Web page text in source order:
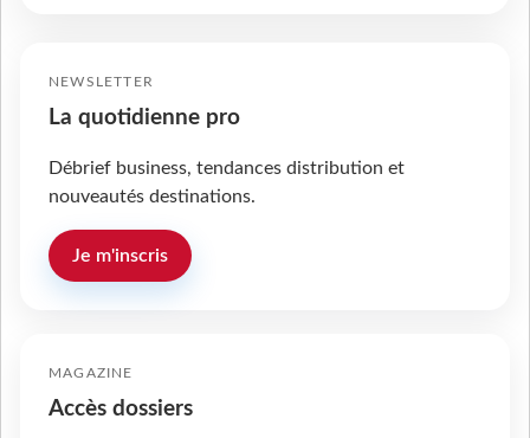
NEWSLETTER
La quotidienne pro
Débrief business, tendances distribution et
nouveautés destinations.
Je m'inscris
MAGAZINE
Accès dossiers